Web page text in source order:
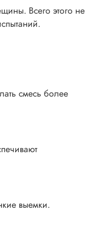
Всего этого не
смесь более
выемки.